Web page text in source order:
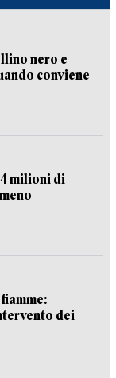
nero e
conviene
milioni di
dei